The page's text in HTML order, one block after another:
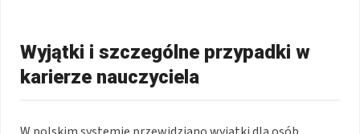
Wyjątki i szczególne przypadki w
karierze nauczyciela